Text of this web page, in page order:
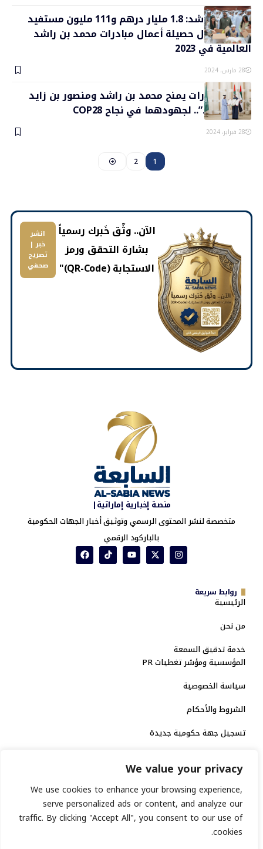
We value your privacy
We use cookies to enhance your browsing experience,
serve personalized ads or content, and analyze our
traffic. By clicking "Accept All", you consent to our use of
cookies.
محمد بن راشد: 1.8 مليار درهم و111 مليون مستفيد
في 105 دول حصيلة أعمال مبادرات محمد بن راشد
العالمية في 2023
28 مارس، 2024
رئيس الإمارات يمنح محمد بن راشد ومنصور بن زايد
وسام “زايد”.. لجهودهما في نجاح COP28
28 فبراير، 2024
1
2
​الآن.. وثّق خَبرك رسمياً
بشارة التحقق ورمز
الاستجابة (QR-Code)"
انشر
خبر |
تصريح
صحفي
منصة إخبارية إماراتية|
متخصصة لنشر المحتوى الرسمي وتوثيق أخبار الجهات الحكومية
بالباركود الرقمي
روابط سريعة
الرئيسية
من نحن
خدمة تدقيق السمعة
المؤسسية ومؤشر تغطيات PR
سياسة الخصوصية
الشروط والأحكام
تسجيل جهة حكومية جديدة
الاعتماد الرسمي
منصة إخبارية مرخصة
انشر خبرك